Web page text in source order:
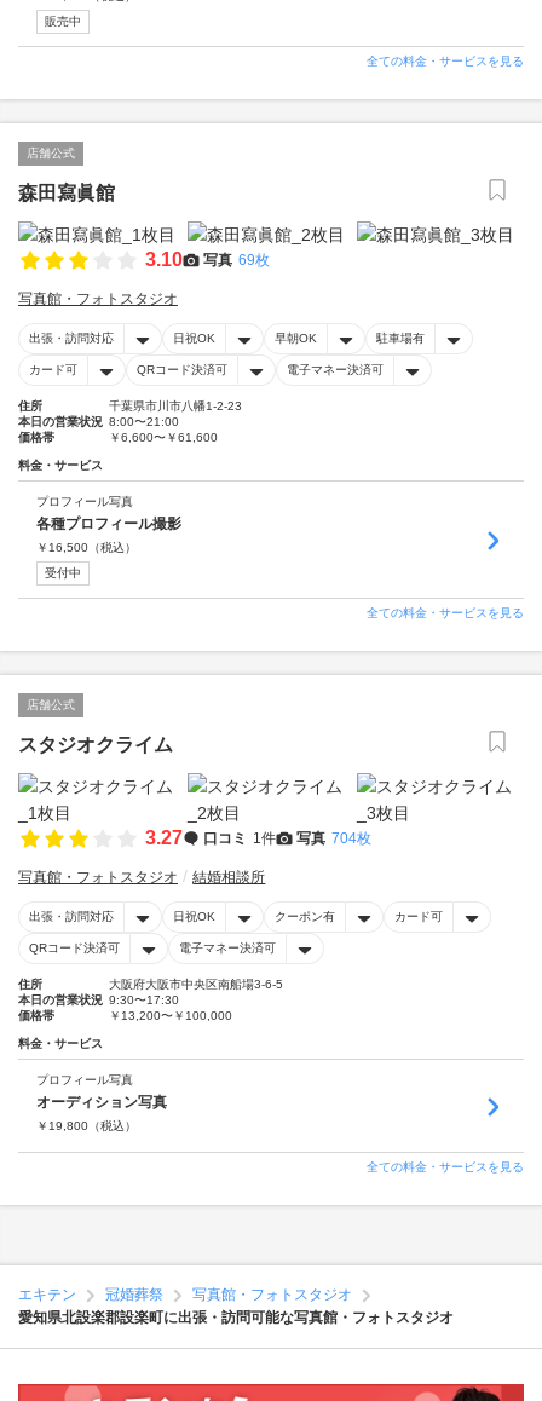
販売中
全ての料金・サービスを見る
店舗公式
森田寫眞館
3.10 写真 69枚
写真館・フォトスタジオ
出張・訪問対応 日祝OK 早朝OK 駐車場有
カード可 QRコード決済可 電子マネー決済可
住所
千葉県市川市八幡1-2-23
本日の営業状況 8:00〜21:00
価格帯
￥6,600〜￥61,600
料金・サービス
プロフィール写真
各種プロフィール撮影
￥ 16,500 （税込）
受付中
全ての料金・サービスを見る
店舗公式
スタジオクライム
3.27 口コミ 1件 写真 704枚
写真館・フォトスタジオ 結婚相談所
出張・訪問対応 日祝OK クーポン有 カード可
QRコード決済可 電子マネー決済可
住所
大阪府大阪市中央区南船場3-6-5
本日の営業状況 9:30〜17:30
価格帯
￥13,200〜￥100,000
料金・サービス
プロフィール写真
オーディション写真
￥ 19,800 （税込）
全ての料金・サービスを見る
エキテン 冠婚葬祭
写真館・フォトスタジオ
愛知県北設楽郡設楽町に出張・訪問可能な写真館・フォトスタジオ